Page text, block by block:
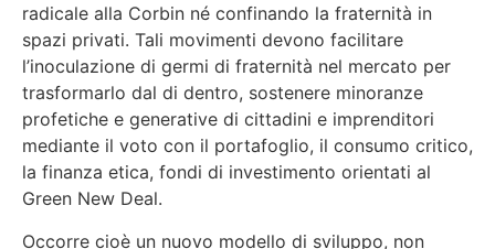
radicale alla Corbin né confinando la fraternità in
spazi privati. Tali movimenti devono facilitare
l’inoculazione di germi di fraternità nel mercato per
trasformarlo dal di dentro, sostenere minoranze
profetiche e generative di cittadini e imprenditori
mediante il voto con il portafoglio, il consumo critico,
la finanza etica, fondi di investimento orientati al
Green New Deal.
Occorre cioè un nuovo modello di sviluppo, non